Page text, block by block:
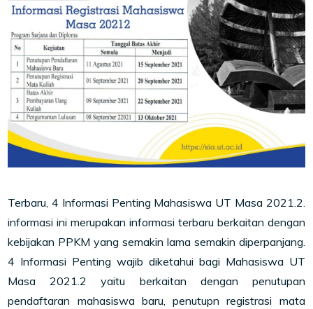
Terbaru, 4 Informasi Penting Mahasiswa UT Masa 2021.2.
informasi ini merupakan informasi terbaru berkaitan dengan
kebijakan PPKM yang semakin lama semakin diperpanjang.
4 Informasi Penting wajib diketahui bagi Mahasiswa UT
Masa 2021.2 yaitu berkaitan dengan penutupan
pendaftaran mahasiswa baru, penutupn registrasi mata